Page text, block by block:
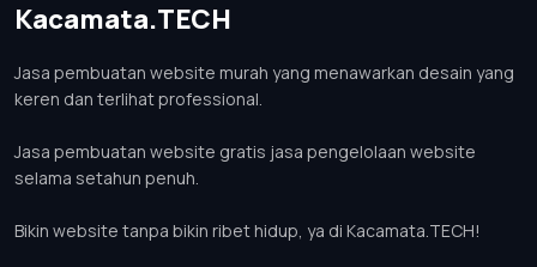
Kacamata.TECH
Jasa pembuatan website murah yang menawarkan desain yang
keren dan terlihat professional.
Jasa pembuatan website gratis jasa pengelolaan website
selama setahun penuh.
Bikin website tanpa bikin ribet hidup, ya di Kacamata.TECH!